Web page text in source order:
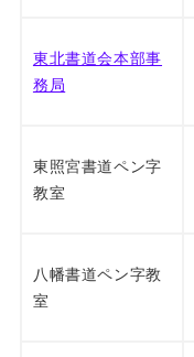
東北書道会本部事
務局
東照宮書道ペン字
教室
八幡書道ペン字教
室